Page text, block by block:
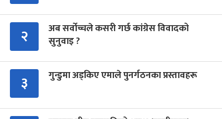
२
अब सर्वोच्चले कसरी गर्छ कांग्रेस विवादको
सुनुवाइ ?
३ गुन्डुमा अड्किए एमाले पुनर्गठनका प्रस्तावहरू